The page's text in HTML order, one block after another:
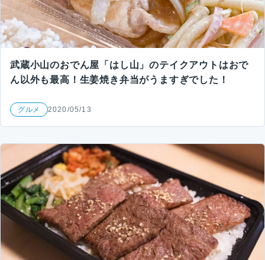
武蔵小山のおでん屋「はし山」のテイクアウトはおで
ん以外も最高！生姜焼き弁当がうますぎでした！
グルメ 2020/05/13